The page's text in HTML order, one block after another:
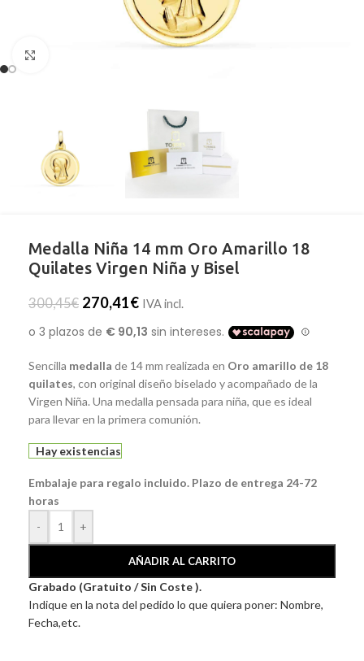
Medalla Niña 14 mm Oro Amarillo 18
Quilates Virgen Niña y Bisel
300,45€ 270,41€ IVA incl.
Sencilla medalla de 14 mm realizada en Oro amarillo de 18
quilates, con original diseño biselado y acompañado de la
Virgen Niña. Una medalla pensada para niña, que es ideal
para llevar en la primera comunión.
Hay existencias
Embalaje para regalo incluido. Plazo de entrega 24-72
horas
-
+
AÑADIR AL CARRITO
Grabado (Gratuito / Sin Coste ).
Indique en la nota del pedido lo que quiera poner: Nombre,
Fecha,etc.